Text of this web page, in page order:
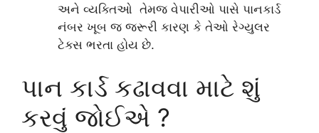
અને વ્યક્તિઓ તેમજ વેપારીઓ પાસે પાનકાર્ડ
નંબર ખૂબ જ જરૂરી કારણ કે તેઓ રેગ્યુલર
ટેક્સ ભરતા હોય છે.
પાન કાર્ડ કઢાવવા માટે શું
કરવું જોઈએ ?